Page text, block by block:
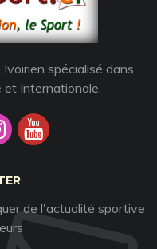
spécialisé dans
Internationale.
de l'actualité sportive